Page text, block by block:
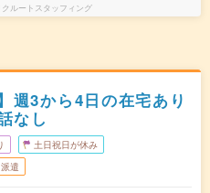
ルートスタッフィング
週3から4日の在宅あり
なし
土日祝日が休み
派遣